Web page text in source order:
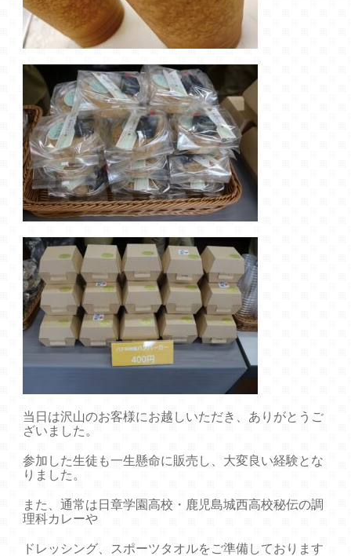
当日は沢山のお客様にお越しいただき、ありがとうご
ざいました。
参加した生徒も一生懸命に販売し、大変良い経験とな
りました。
また、通常は日章学園高校・鹿児島城西高校秘伝の調
理科カレーや
ドレッシング、スポーツタオルをご準備しております